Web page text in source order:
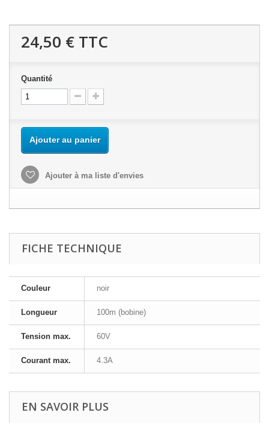
24,50 € TTC
Quantité
Ajouter au panier
Ajouter à ma liste d'envies
FICHE TECHNIQUE
Couleur noir
Longueur 100m (bobine)
Tension max. 60V
Courant max. 4.3A
EN SAVOIR PLUS